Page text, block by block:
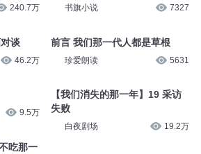
240.7万
谈
46.2万
9.5万
吃那一
书旗小说 7327
前言 我们那一代人都是草根
珍爱朗读 5631
【我们消失的那一年】19 采访
失败
白夜剧场 19.2万